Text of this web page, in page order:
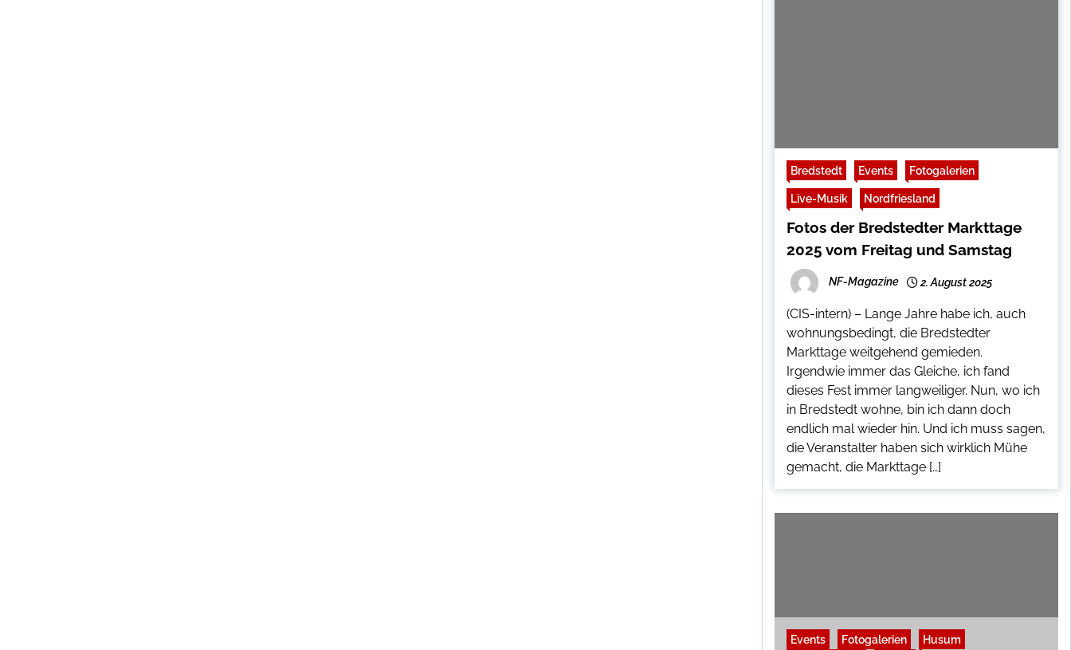
Bredstedt Events Fotogalerien
Live-Musik Nordfriesland
Fotos der Bredstedter Markttage
2025 vom Freitag und Samstag
NF-Magazine 2. August 2025
(CIS-intern) – Lange Jahre habe ich, auch
wohnungsbedingt, die Bredstedter
Markttage weitgehend gemieden.
Irgendwie immer das Gleiche, ich fand
dieses Fest immer langweiliger. Nun, wo ich
in Bredstedt wohne, bin ich dann doch
endlich mal wieder hin. Und ich muss sagen,
die Veranstalter haben sich wirklich Mühe
gemacht, die Markttage […]
Events Fotogalerien Husum